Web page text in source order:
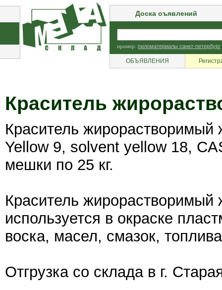
Доска оъявлений
пример: пиломатериалы санкт-петербург
ОБЪЯВЛЕНИЯ
Краситель
Краситель
Yellow 9, solvent yellow 18,
мешки по 25 кг.
Краситель
используется в окраске
воска, масел, смазок,
Отгрузка со склада в г.